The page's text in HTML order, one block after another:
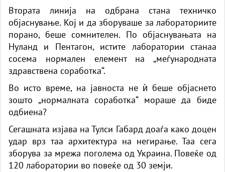
Втората линија на одбрана стана техничко
објаснување. Кој и да зборуваше за лабораториите
порано, беше сомнителен. По објаснувањата на
Нуланд и Пентагон, истите лаборатории станаа
сосема нормален елемент на „меѓународната
здравствена соработка“.
Во исто време, на јавноста не ѝ беше објаснето
зошто „нормалната соработка“ мораше да биде
одбиена?
Сегашната изјава на Тулси Габард доаѓа како доцен
удар врз таа архитектура на негирање. Таа сега
зборува за мрежа поголема од Украина. Повеќе од
120 лаборатории во повеќе од 30 земји.